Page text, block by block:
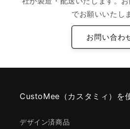
でお願いいたし
お問い合わ
CustoMee（カスタミィ）を
デザイン済商品